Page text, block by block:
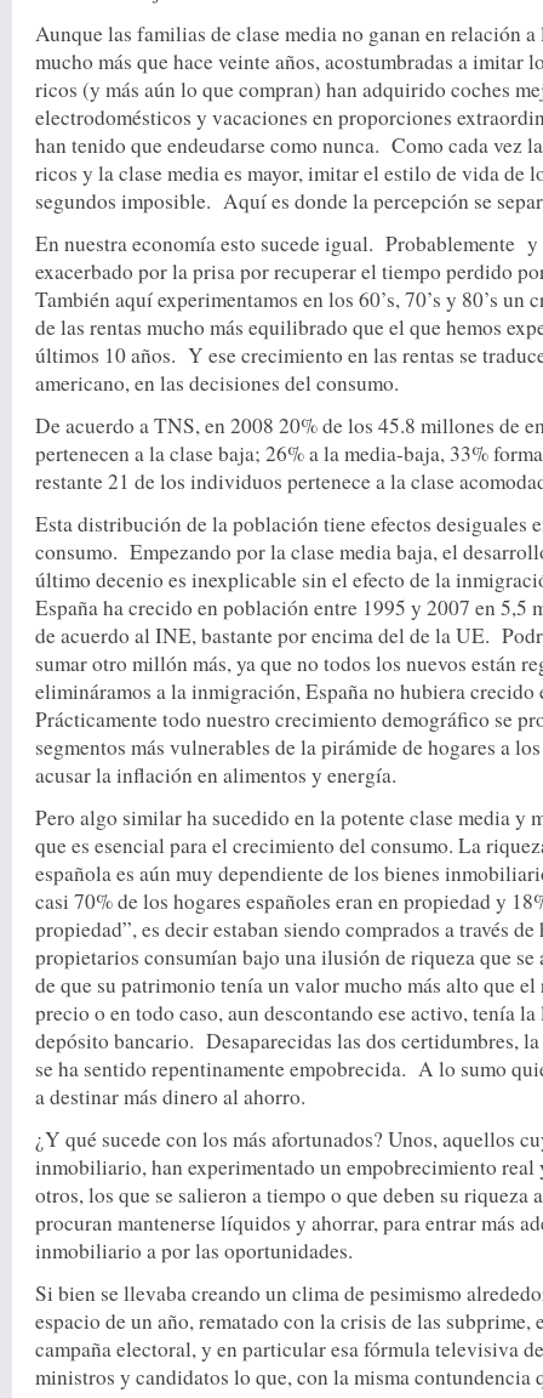
Aunque las familias de clase media no ganan en relación a
mucho más que hace veinte años, acostumbradas a imitar
ricos (y más aún lo que compran) han adquirido coches
electrodomésticos y vacaciones en proporciones
han tenido que endeudarse como nunca. Como cada vez
ricos y la clase media es mayor, imitar el estilo de vida de
segundos imposible. Aquí es donde la percepción se
En nuestra economía esto sucede igual. Probablemente
exacerbado por la prisa por recuperar el tiempo perdido
También aquí experimentamos en los 60’s, 70’s y 80’s
de las rentas mucho más equilibrado que el que hemos
últimos 10 años. Y ese crecimiento en las rentas se
americano, en las decisiones del consumo.
De acuerdo a TNS, en 2008 20% de los 45.8 millones de
pertenecen a la clase baja; 26% a la media-baja, 33%
restante 21 de los individuos pertenece a la clase
Esta distribución de la población tiene efectos desiguales
consumo. Empezando por la clase media baja, el
último decenio es inexplicable sin el efecto de la
España ha crecido en población entre 1995 y 2007 en 5,5
de acuerdo al INE, bastante por encima del de la UE.
sumar otro millón más, ya que no todos los nuevos están
elimináramos a la inmigración, España no hubiera
Prácticamente todo nuestro crecimiento demográfico se
segmentos más vulnerables de la pirámide de hogares a
acusar la inflación en alimentos y energía.
Pero algo similar ha sucedido en la potente clase media y
que es esencial para el crecimiento del consumo. La
española es aún muy dependiente de los bienes
casi 70% de los hogares españoles eran en propiedad y
propiedad”, es decir estaban siendo comprados a través
propietarios consumían bajo una ilusión de riqueza que se
de que su patrimonio tenía un valor mucho más alto que el
precio o en todo caso, aun descontando ese activo, tenía
depósito bancario. Desaparecidas las dos certidumbres,
se ha sentido repentinamente empobrecida. A lo sumo
a destinar más dinero al ahorro.
¿Y qué sucede con los más afortunados? Unos, aquellos
inmobiliario, han experimentado un empobrecimiento
otros, los que se salieron a tiempo o que deben su riqueza
procuran mantenerse líquidos y ahorrar, para entrar más
inmobiliario a por las oportunidades.
Si bien se llevaba creando un clima de pesimismo
espacio de un año, rematado con la crisis de las
campaña electoral, y en particular esa fórmula televisiva
ministros y candidatos lo que, con la misma contundencia